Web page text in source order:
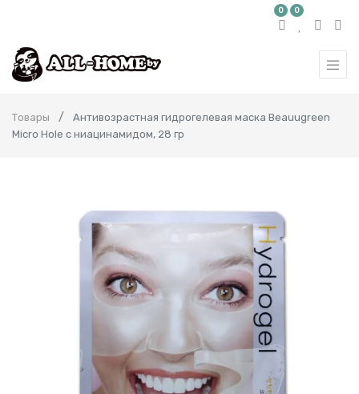
0 0
Товары
Антивозрастная гидрогелевая маска Beauugreen
Micro Hole с ниацинамидом, 28 гр